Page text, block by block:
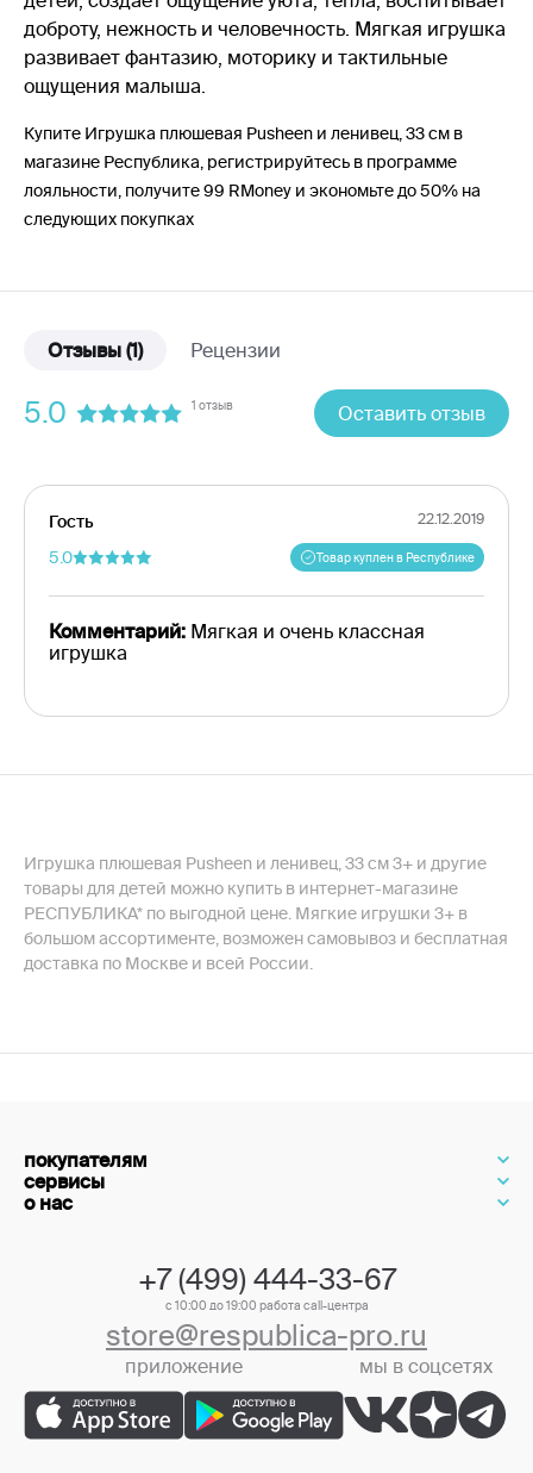
доброту, нежность и человечность. Мягкая игрушка
развивает фантазию, моторику и тактильные
ощущения малыша.
Купите Игрушка плюшевая Pusheen и ленивец, 33 см в
магазине Республика, регистрируйтесь в программе
лояльности, получите 99 RMoney и экономьте до 50% на
следующих покупках
Отзывы (1) Рецензии
5.0 1 отзыв Оставить отзыв
Гость 22.12.2019
5.0 Товар куплен в Республике
Комментарий: Мягкая и очень классная
игрушка
Игрушка плюшевая Pusheen и ленивец, 33 см 3+ и другие
товары для детей можно купить в интернет-магазине
РЕСПУБЛИКА* по выгодной цене. Мягкие игрушки 3+ в
большом ассортименте, возможен самовывоз и бесплатная
доставка по Москве и всей России.
покупателям
сервисы
о нас
+7 (499) 444-33-67
с 10:00 до 19:00 работа call-центра
store@respublica-pro.ru
приложение мы в соцсетях